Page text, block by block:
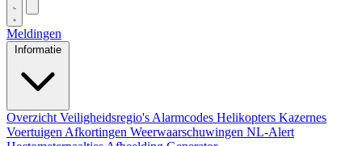
Meldingen
Informatie
Overzicht Veiligheidsregio's Alarmcodes Helikopters Kazernes
Voertuigen Afkortingen Weerwaarschuwingen NL-Alert